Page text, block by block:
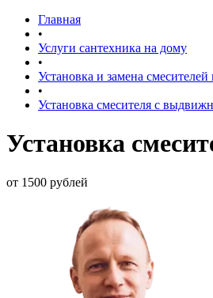
Главная
•
Услуги сантехника на дому
•
Установка и замена
•
Установка смесителя с
Установка
от 1500 рублей